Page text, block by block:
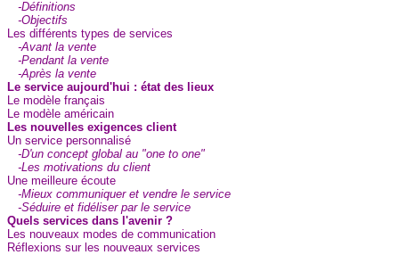
-Définitions
-Objectifs
Les différents types de services
-Avant la vente
-Pendant la vente
-Après la vente
Le service aujourd'hui : état des lieux
Le modèle français
Le modèle américain
Les nouvelles exigences client
Un service personnalisé
-D'un concept global au "one to one"
-Les motivations du client
Une meilleure écoute
-Mieux communiquer et vendre le service
-Séduire et fidéliser par le service
Quels services dans l'avenir ?
Les nouveaux modes de communication
Réflexions sur les nouveaux services